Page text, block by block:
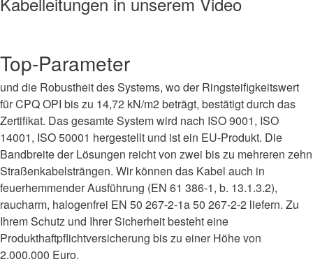
Top-Parameter
und die Robustheit des Systems, wo der Ringsteifigkeitswert
für CPQ OPI bis zu 14,72 kN/m2 beträgt, bestätigt durch das
Zertifikat. Das gesamte System wird nach ISO 9001, ISO
14001, ISO 50001 hergestellt und ist ein EU-Produkt. Die
Bandbreite der Lösungen reicht von zwei bis zu mehreren zehn
Straßenkabelsträngen. Wir können das Kabel auch in
feuerhemmender Ausführung (EN 61 386-1, b. 13.1.3.2),
raucharm, halogenfrei EN 50 267-2-1a 50 267-2-2 liefern. Zu
Ihrem Schutz und Ihrer Sicherheit besteht eine
Produkthaftpflichtversicherung bis zu einer Höhe von
2.000.000 Euro.